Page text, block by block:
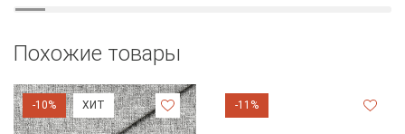
Похожие товары
-10% ХИТ -11%